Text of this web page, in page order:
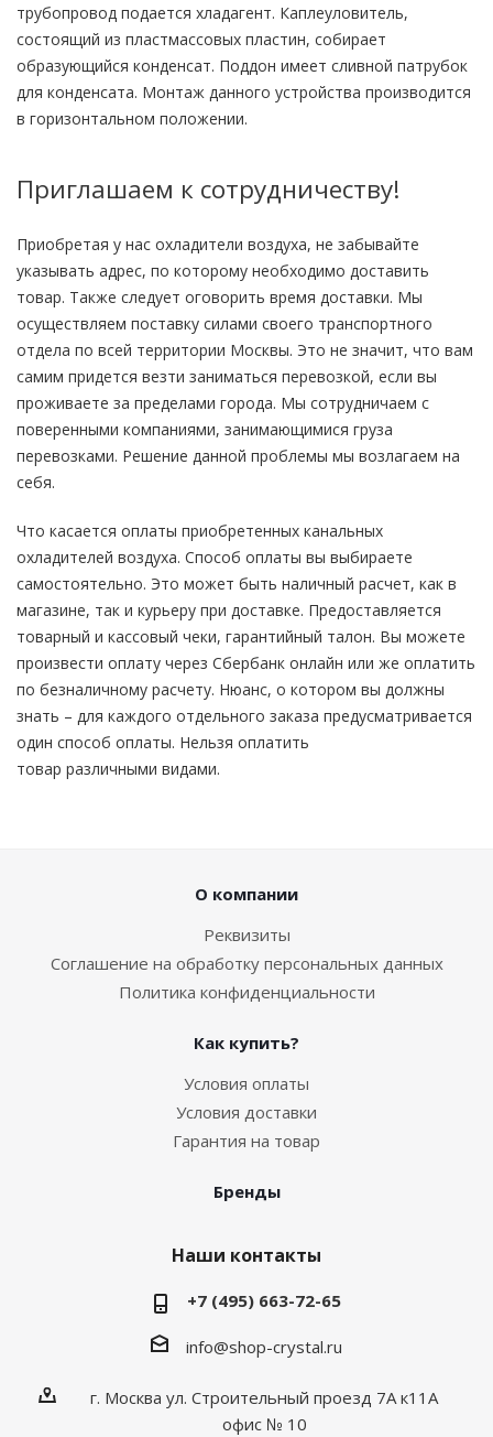
трубопровод подается хладагент. Каплеуловитель,
состоящий из пластмассовых пластин, собирает
образующийся конденсат. Поддон имеет сливной патрубок
для конденсата. Монтаж данного устройства производится
в горизонтальном положении.
Приглашаем к сотрудничеству!
Приобретая у нас охладители воздуха, не забывайте
указывать адрес, по которому необходимо доставить
товар. Также следует оговорить время доставки. Мы
осуществляем поставку силами своего транспортного
отдела по всей территории Москвы. Это не значит, что вам
самим придется везти заниматься перевозкой, если вы
проживаете за пределами города. Мы сотрудничаем с
поверенными компаниями, занимающимися груза
перевозками. Решение данной проблемы мы возлагаем на
себя.
Что касается оплаты приобретенных канальных
охладителей воздуха. Способ оплаты вы выбираете
самостоятельно. Это может быть наличный расчет, как в
магазине, так и курьеру при доставке. Предоставляется
товарный и кассовый чеки, гарантийный талон. Вы можете
произвести оплату через Сбербанк онлайн или же оплатить
по безналичному расчету. Нюанс, о котором вы должны
знать – для каждого отдельного заказа предусматривается
один способ оплаты. Нельзя оплатить
товар различными видами.
О компании
Реквизиты
Соглашение на обработку персональных данных
Политика конфиденциальности
Как купить?
Условия оплаты
Условия доставки
Гарантия на товар
Бренды
Наши контакты
+7 (495) 663-72-65
info@shop-crystal.ru
г. Москва ул. Строительный проезд 7А к11А
офис № 10